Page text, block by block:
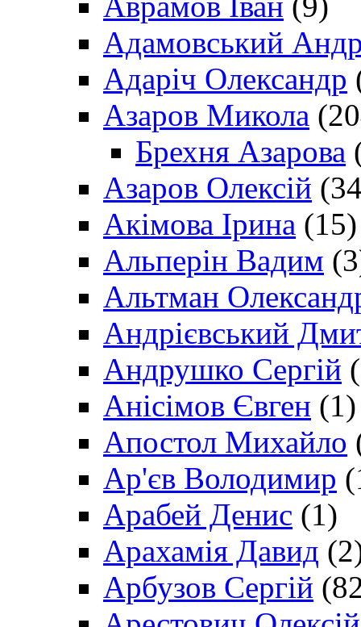
Адамовський
Адаріч Олександр
Азаров Микола
Брехня Азарова
Азаров Олексій
Акімова Ірина (15)
Альперін Вадим
Альтман
Андрієвський
Андрушко Сергій
Анісімов Євген (1)
Апостол Михайло
Ар'єв Володимир
Арабей Денис (1)
Арахамія Давид
Арбузов Сергій